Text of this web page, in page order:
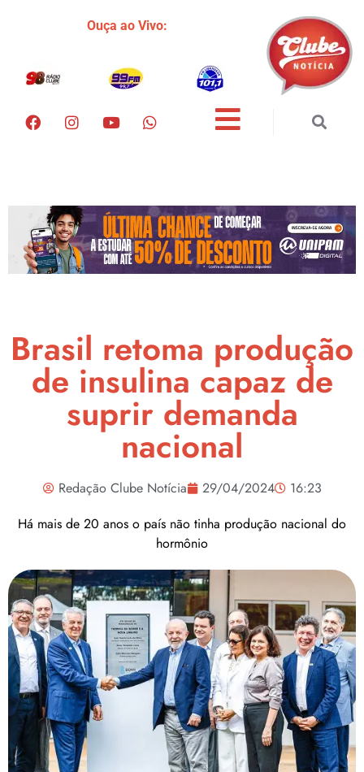
Ouça ao Vivo:
Brasil retoma produção
de insulina capaz de
suprir demanda
nacional
Redação Clube Notícia 29/04/2024
16:23
Há mais de 20 anos o país não tinha produção nacional do
hormônio